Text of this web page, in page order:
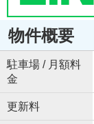
物件概要
駐車場 / 月額料
金
更新料